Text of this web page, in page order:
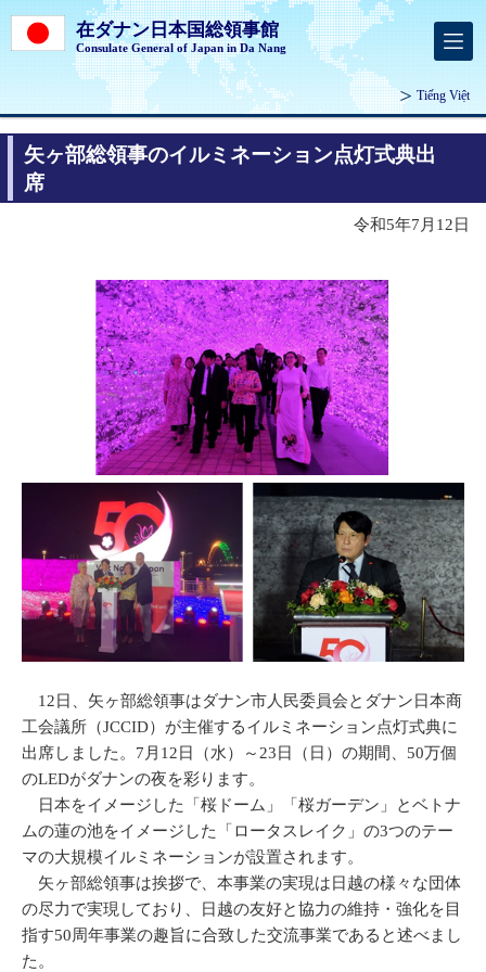
在ダナン日本国総領事館
Consulate General of Japan in Da Nang
Tiếng Việt
矢ヶ部総領事のイルミネーション点灯式典出
席
令和5年7月12日
12日、矢ヶ部総領事はダナン市人民委員会とダナン日本商
工会議所（JCCID）が主催するイルミネーション点灯式典に
出席しました。7月12日（水）～23日（日）の期間、50万個
のLEDがダナンの夜を彩ります。
日本をイメージした「桜ドーム」「桜ガーデン」とベトナ
ムの蓮の池をイメージした「ロータスレイク」の3つのテー
マの大規模イルミネーションが設置されます。
矢ヶ部総領事は挨拶で、本事業の実現は日越の様々な団体
の尽力で実現しており、日越の友好と協力の維持・強化を目
指す50周年事業の趣旨に合致した交流事業であると述べまし
た。